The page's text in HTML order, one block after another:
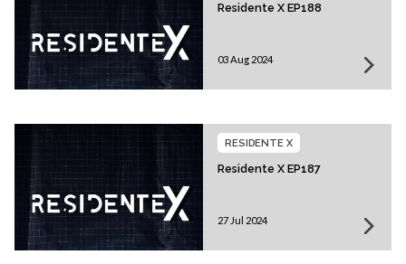
Residente X EP188
03 Aug 2024
Residente X EP187
RESIDENTE X
27 Jul 2024